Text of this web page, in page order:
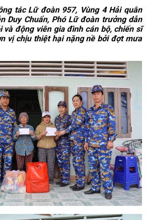
tác Lữ đoàn 957, Vùng 4 Hải quân
Duy Chuẩn, Phó Lữ đoàn trưởng dẫn
và động viên gia đình cán bộ, chiến sĩ
vị chịu thiệt hại nặng nề bởi đợt mưa